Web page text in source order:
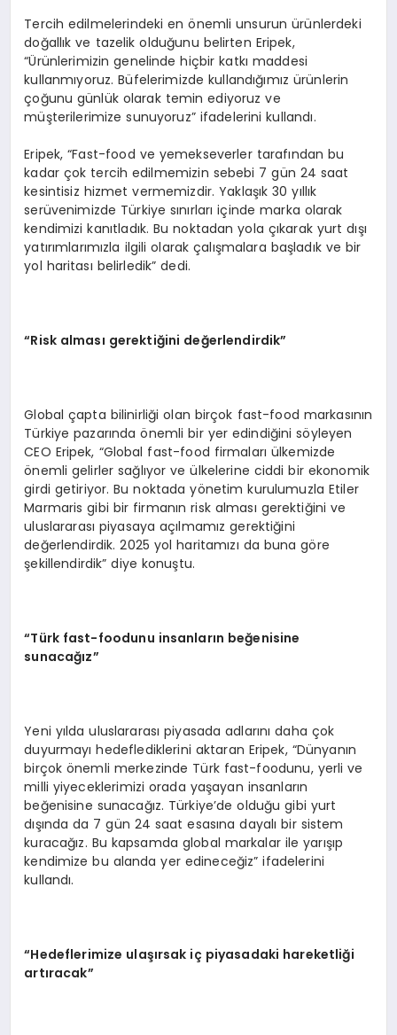
Tercih edilmelerindeki en önemli unsurun ürünlerdeki
doğallık ve tazelik olduğunu belirten Eripek,
“Ürünlerimizin genelinde hiçbir katkı maddesi
kullanmıyoruz. Büfelerimizde kullandığımız ürünlerin
çoğunu günlük olarak temin ediyoruz ve
müşterilerimize sunuyoruz” ifadelerini kullandı.
Eripek, “Fast-food ve yemekseverler tarafından bu
kadar çok tercih edilmemizin sebebi 7 gün 24 saat
kesintisiz hizmet vermemizdir. Yaklaşık 30 yıllık
serüvenimizde Türkiye sınırları içinde marka olarak
kendimizi kanıtladık. Bu noktadan yola çıkarak yurt dışı
yatırımlarımızla ilgili olarak çalışmalara başladık ve bir
yol haritası belirledik” dedi.
“Risk alması gerektiğini değerlendirdik”
Global çapta bilinirliği olan birçok fast-food markasının
Türkiye pazarında önemli bir yer edindiğini söyleyen
CEO Eripek, “Global fast-food firmaları ülkemizde
önemli gelirler sağlıyor ve ülkelerine ciddi bir ekonomik
girdi getiriyor. Bu noktada yönetim kurulumuzla Etiler
Marmaris gibi bir firmanın risk alması gerektiğini ve
uluslararası piyasaya açılmamız gerektiğini
değerlendirdik. 2025 yol haritamızı da buna göre
şekillendirdik” diye konuştu.
“Türk fast-foodunu insanların beğenisine
sunacağız”
Yeni yılda uluslararası piyasada adlarını daha çok
duyurmayı hedeflediklerini aktaran Eripek, “Dünyanın
birçok önemli merkezinde Türk fast-foodunu, yerli ve
milli yiyeceklerimizi orada yaşayan insanların
beğenisine sunacağız. Türkiye’de olduğu gibi yurt
dışında da 7 gün 24 saat esasına dayalı bir sistem
kuracağız. Bu kapsamda global markalar ile yarışıp
kendimize bu alanda yer edineceğiz” ifadelerini
kullandı.
“Hedeflerimize ulaşırsak iç piyasadaki hareketliği
artıracak”